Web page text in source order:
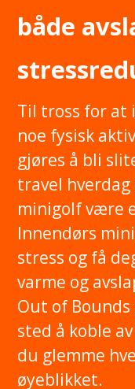
både
Til tross for at
noe fysisk
gjøres å bli
travel
minigolf være
Innendørs
stress og få
varme og
Out of
sted å koble
du glemme
øyeblikket.